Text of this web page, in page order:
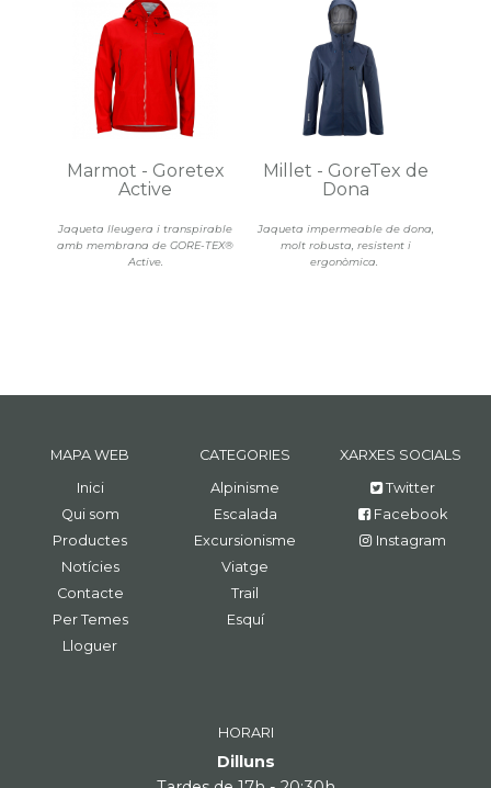
Jaqueta lleugera i transpirable
amb membrana de GORE-TEX®
Active.
Marmot - Goretex
Active
Jaqueta impermeable de dona,
molt robusta, resistent i
ergonòmica.
Millet - GoreTex de
Dona
MAPA WEB
Inici
Qui som
Productes
Notícies
Contacte
Per Temes
Lloguer
CATEGORIES
Alpinisme
Escalada
Excursionisme
Viatge
Trail
Esquí
XARXES SOCIALS
Twitter
Facebook
Instagram
HORARI
Dilluns